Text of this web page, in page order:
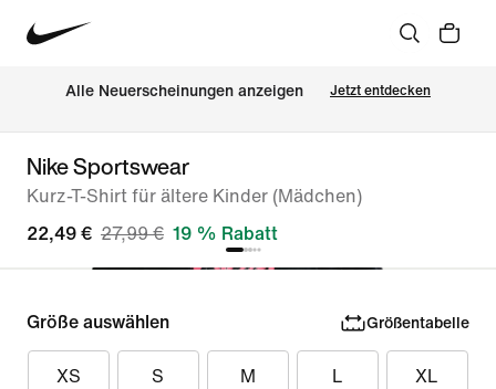
Alle Neuerscheinungen anzeigen Jetzt entdecken
Nike Sportswear
Kurz-T-Shirt für ältere Kinder (Mädchen)
22,49 € 27,99 € 19 % Rabatt
Größe auswählen Größentabelle
XS S M L XL